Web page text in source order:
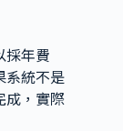
採年費
系統不是
成，實際